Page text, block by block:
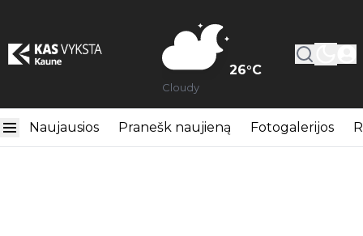
26°C
Cloudy
Naujausios Pranešk naujieną Fotogalerijos